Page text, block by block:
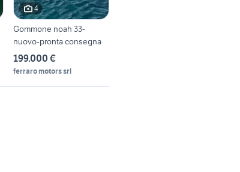
4
Gommone noah 33-
nuovo-pronta consegna
199.000 €
ferraro motors srl